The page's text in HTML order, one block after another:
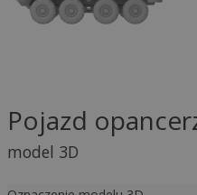
Pojazd
model 3D